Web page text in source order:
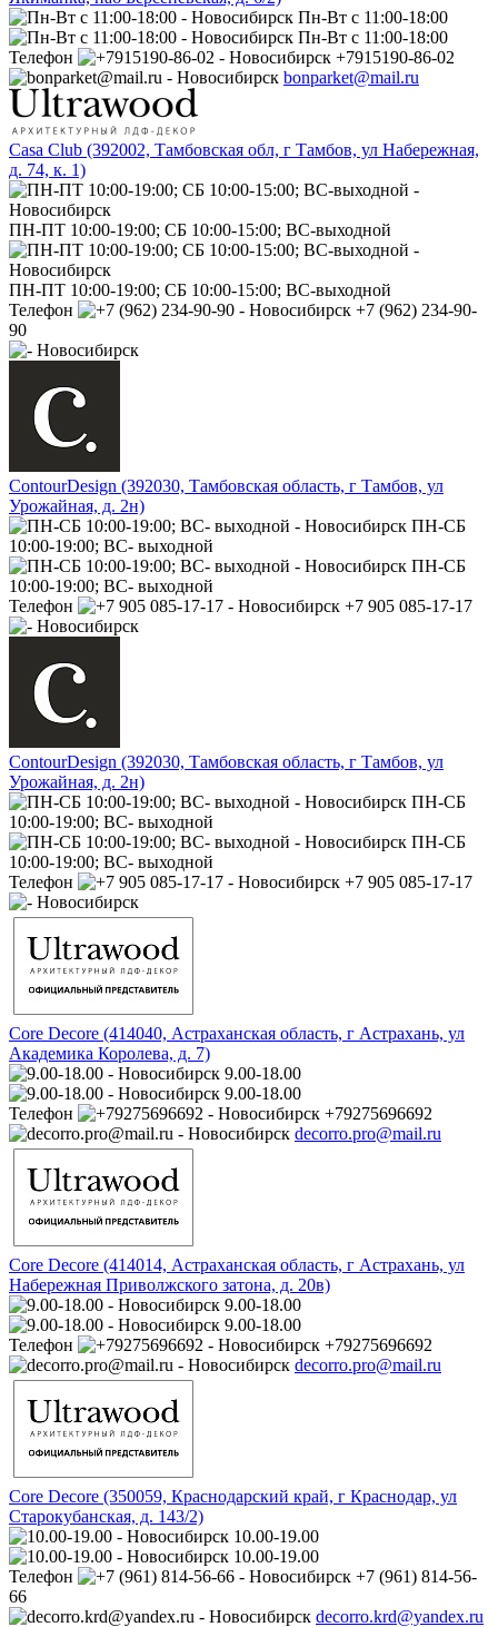
Пн-Вт с 11:00-18:00
Пн-Вт с 11:00-18:00
Телефон
+7915190-86-02
bonparket@mail.ru
Casa Club (392002, Тамбовская обл, г Тамбов, ул Набережная,
д. 74, к. 1)
ПН-ПТ 10:00-19:00; СБ 10:00-15:00; ВС-выходной
ПН-ПТ 10:00-19:00; СБ 10:00-15:00; ВС-выходной
Телефон
+7 (962) 234-90-
90
ContourDesign (392030, Тамбовская область, г Тамбов, ул
Урожайная, д. 2н)
ПН-СБ
10:00-19:00; ВС- выходной
ПН-СБ
10:00-19:00; ВС- выходной
Телефон
+7 905 085-17-17
ContourDesign (392030, Тамбовская область, г Тамбов, ул
Урожайная, д. 2н)
ПН-СБ
10:00-19:00; ВС- выходной
ПН-СБ
10:00-19:00; ВС- выходной
Телефон
+7 905 085-17-17
Core Decore (414040, Астраханская область, г Астрахань, ул
Академика Королева, д. 7)
9.00-18.00
9.00-18.00
Телефон
+79275696692
decorro.pro@mail.ru
Core Decore (414014, Астраханская область, г Астрахань, ул
Набережная Приволжского затона, д. 20в)
9.00-18.00
9.00-18.00
Телефон
+79275696692
decorro.pro@mail.ru
Core Decore (350059, Краснодарский край, г Краснодар, ул
Старокубанская, д. 143/2)
10.00-19.00
10.00-19.00
Телефон
+7 (961) 814-56-
66
decorro.krd@yandex.ru